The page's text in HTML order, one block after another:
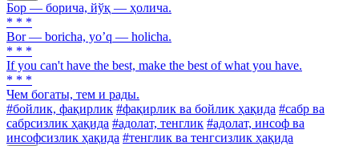
Бор — борича, йўқ — ҳолича.
* * *
Bor — boricha, yoʼq — holicha.
* * *
If you can't have the best, make the best of what you have.
* * *
Чем богаты, тем и рады.
#бойлик, фақирлик #фақирлик ва бойлик ҳақида #сабр ва
сабрсизлик ҳақида #адолат, тенглик #адолат, инсоф ва
инсофсизлик ҳақида #тенглик ва тенгсизлик ҳақида